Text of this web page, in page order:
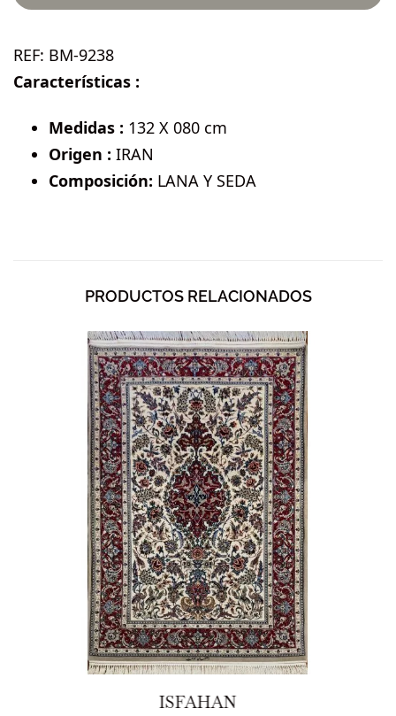
REF: BM-9238
Características :
Medidas : 132 X 080 cm
Origen : IRAN
Composición: LANA Y SEDA
PRODUCTOS RELACIONADOS
ISFAHAN